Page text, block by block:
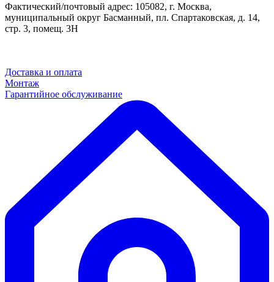
Фактический/почтовый адрес: 105082, г. Москва,
муниципальный округ Басманный, пл. Спартаковская, д. 14,
стр. 3, помещ. 3Н
Доставка и оплата
Монтаж
Гарантийное обслуживание